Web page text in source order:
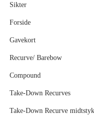
Sikter
Forside
Gavekort
Recurve/ Barebow
Compound
Take-Down Recurves
Take-Down Recurve